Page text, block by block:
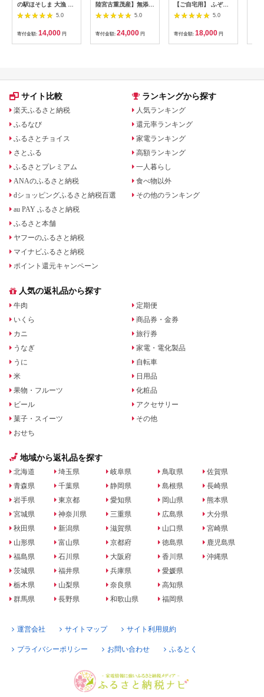
の駅ほそしま 大漁 セ
ット [海の駅 ほそしま
宮崎県 日向市
452060079] 冷凍 ア
オリイカ 魚 フライ す
り身 詰め合わせ
5.0
寄付金額: 14,000 円
陸宮古重茂産】無添加
焼きうに 80g×2、5、
10、30個セット_ 焼
きうに うに ウニ 雲丹
焼きウニ 無添加 おか
ず おつまみ 酒の肴 ご
フト 送料無料 【配送
【G1335814】
5.0
寄付金額: 24,000 円
【ご自宅用】 ふぞろ
い ころ柿 約800g
【期間限定発送】 [米
吉農園 石川県 志賀町
BA4132] 干柿 干し柿
柿 かき 枯露柿 果物
最勝柿 ふるさと納税
5.0
寄付金額: 18,000 円
サイト比較
楽天ふるさと納税
ふるなび
ふるさとチョイス
さとふる
ふるさとプレミアム
ANAのふるさと納税
dショッピングふるさと納税百選
au PAY ふるさと納税
ふるさと本舗
ヤフーのふるさと納税
マイナビふるさと納税
ポイント還元キャンペーン
ランキングから探す
人気ランキング
還元率ランキング
家電ランキング
高額ランキング
一人暮らし
食べ物以外
その他のランキング
人気の返礼品から探す
牛肉
いくら
カニ
うなぎ
うに
米
果物・フルーツ
ビール
菓子・スイーツ
おせち
定期便
商品券・金券
旅行券
家電・電化製品
自転車
日用品
化粧品
アクセサリー
その他
地域から返礼品を探す
北海道
青森県
岩手県
宮城県
秋田県
山形県
福島県
茨城県
栃木県
群馬県
埼玉県
千葉県
東京都
神奈川県
新潟県
富山県
石川県
福井県
山梨県
長野県
岐阜県
静岡県
愛知県
三重県
滋賀県
京都府
大阪府
兵庫県
奈良県
和歌山県
鳥取県
島根県
岡山県
広島県
山口県
徳島県
香川県
愛媛県
高知県
福岡県
佐賀県
長崎県
熊本県
大分県
宮崎県
鹿児島県
沖縄県
運営会社 サイトマップ サイト利用規約
プライバシーポリシー お問い合わせ ふるとく